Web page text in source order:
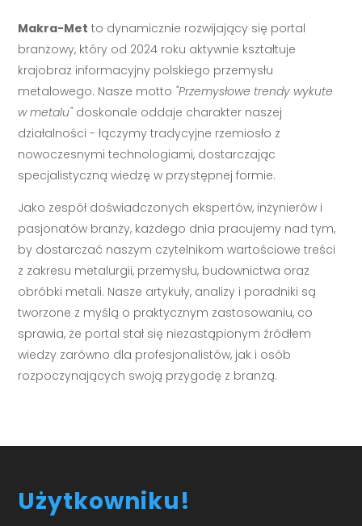
Makra-Met to dynamicznie rozwijający się portal
branżowy, który od 2024 roku aktywnie kształtuje
krajobraz informacyjny polskiego przemysłu
metalowego. Nasze motto "Przemysłowe trendy wykute
w metalu"doskonale oddaje charakter naszej
działalności - łączymy tradycyjne rzemiosło z
nowoczesnymi technologiami, dostarczając
specjalistyczną wiedzę w przystępnej formie.
Jako zespół doświadczonych ekspertów, inżynierów i
pasjonatów branży, każdego dnia pracujemy nad tym,
by dostarczać naszym czytelnikom wartościowe treści
z zakresu metalurgii, przemysłu, budownictwa oraz
obróbki metali. Nasze artykuły, analizy i poradniki są
tworzone z myślą o praktycznym zastosowaniu, co
sprawia, że portal stał się niezastąpionym źródłem
wiedzy zarówno dla profesjonalistów, jak i osób
rozpoczynających swoją przygodę z branżą.
Użytkowniku!